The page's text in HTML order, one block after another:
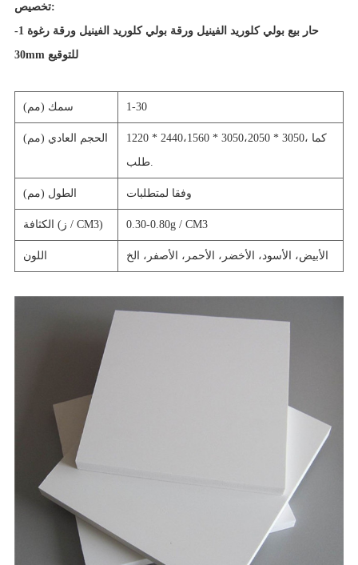
تخصيص:
حار بيع بولي كلوريد الفينيل ورقة بولي كلوريد الفينيل ورقة رغوة 1-
30mm للتوقيع
سمك (مم) 1-30
الحجم العادي (مم)
1220 * 2440،1560 * 3050،2050 * 3050، كما
طلب.
الطول (مم) وفقا لمتطلبات
الكثافة (ز / CM3) 0.30-0.80g / CM3
اللون الأبيض، الأسود، الأخضر، الأحمر، الأصفر، الخ